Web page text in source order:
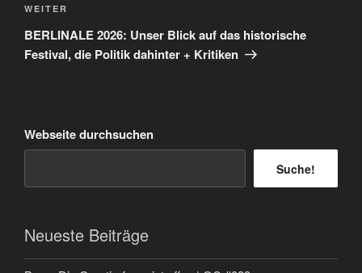
Nächster
Beitrag
WEITER
BERLINALE 2026: Unser Blick auf das historische
Festival, die Politik dahinter + Kritiken
Webseite durchsuchen
Suche!
Neueste Beiträge